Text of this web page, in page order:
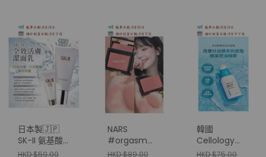
日本製🇯🇵
SK-II 氨基酸
洗面奶(20g)
HKD $59.00
NARS
#orgasm
rush 胭脂 大
HKD $89.00
韓國
Cellology
PORE SHOT
HKD $75.00